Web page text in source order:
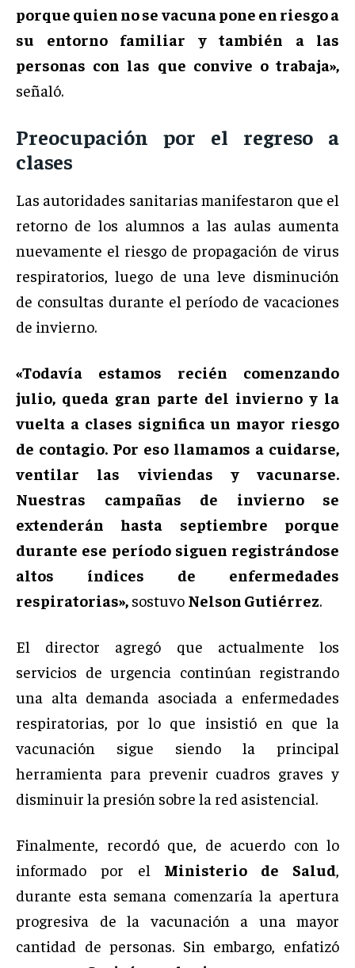
porque quien no se vacuna pone en riesgo a
su entorno familiar y también a las
personas con las que convive o trabaja»,
señaló.
Preocupación por el regreso a
clases
Las autoridades sanitarias manifestaron que el
retorno de los alumnos a las aulas aumenta
nuevamente el riesgo de propagación de virus
respiratorios, luego de una leve disminución
de consultas durante el período de vacaciones
de invierno.
«Todavía estamos recién comenzando
julio, queda gran parte del invierno y la
vuelta a clases significa un mayor riesgo
de contagio. Por eso llamamos a cuidarse,
ventilar las viviendas y vacunarse.
Nuestras campañas de invierno se
extenderán hasta septiembre porque
durante ese período siguen registrándose
altos índices de enfermedades
respiratorias», sostuvo Nelson Gutiérrez.
El director agregó que actualmente los
servicios de urgencia continúan registrando
una alta demanda asociada a enfermedades
respiratorias, por lo que insistió en que la
vacunación sigue siendo la principal
herramienta para prevenir cuadros graves y
disminuir la presión sobre la red asistencial.
Finalmente, recordó que, de acuerdo con lo
informado por el Ministerio de Salud,
durante esta semana comenzaría la apertura
progresiva de la vacunación a una mayor
cantidad de personas. Sin embargo, enfatizó